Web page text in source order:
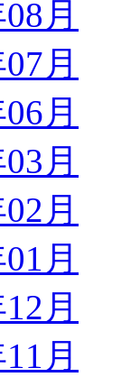
月
月
月
月
月
月
月
月